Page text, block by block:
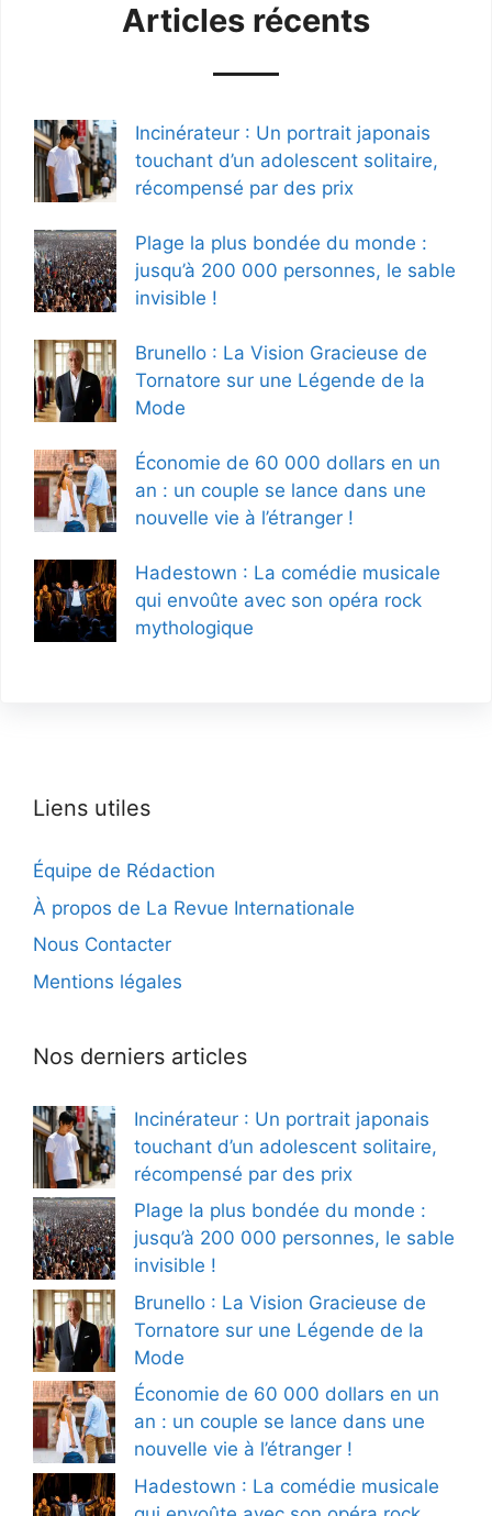
Articles récents
Incinérateur : Un portrait japonais
touchant d’un adolescent solitaire,
récompensé par des prix
Plage la plus bondée du monde :
jusqu’à 200 000 personnes, le sable
invisible !
Brunello : La Vision Gracieuse de
Tornatore sur une Légende de la
Mode
Économie de 60 000 dollars en un
an : un couple se lance dans une
nouvelle vie à l’étranger !
Hadestown : La comédie musicale
qui envoûte avec son opéra rock
mythologique
Liens utiles
Équipe de Rédaction
À propos de La Revue Internationale
Nous Contacter
Mentions légales
Nos derniers articles
Incinérateur : Un portrait japonais
touchant d’un adolescent solitaire,
récompensé par des prix
Plage la plus bondée du monde :
jusqu’à 200 000 personnes, le sable
invisible !
Brunello : La Vision Gracieuse de
Tornatore sur une Légende de la
Mode
Économie de 60 000 dollars en un
an : un couple se lance dans une
nouvelle vie à l’étranger !
Hadestown : La comédie musicale